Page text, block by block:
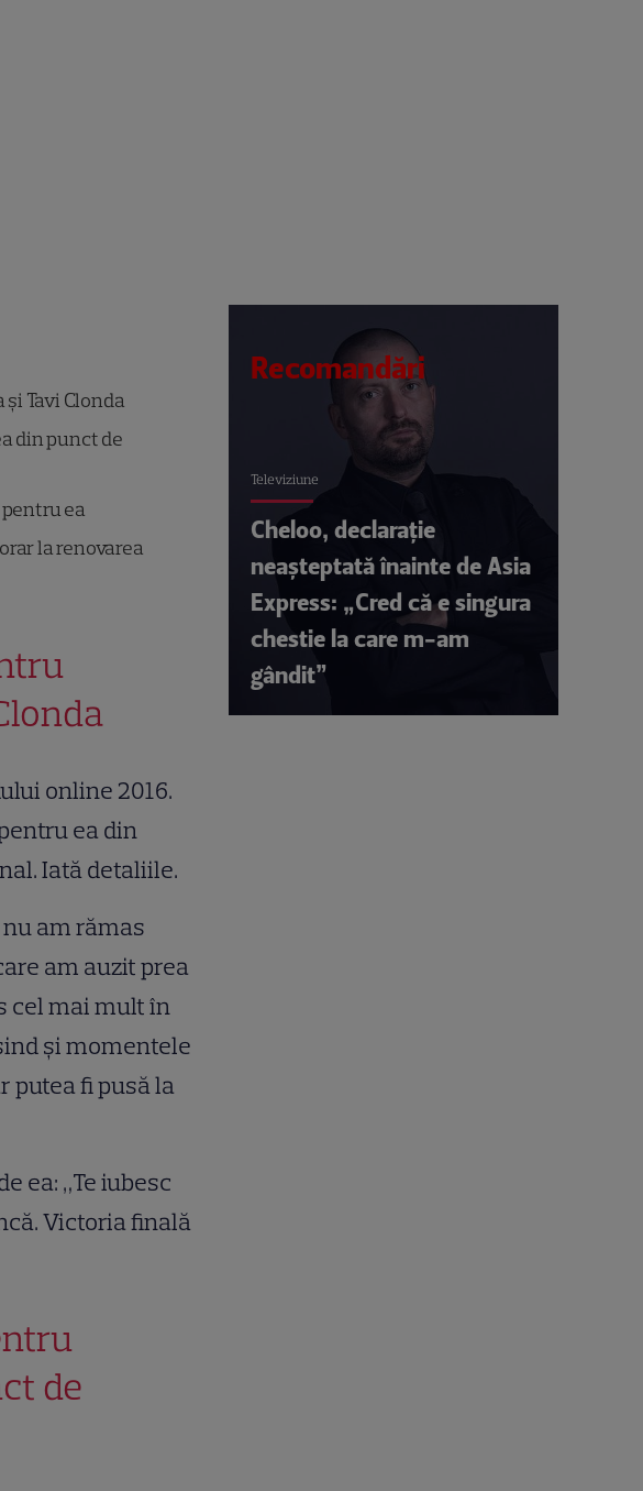
Tavi Clonda
din punct de
ea
la renovarea
online 2016.
ea din
Iată detaliile.
am rămas
am auzit prea
cel mai mult în
și momentele
putea fi pusă la
ea: „Te iubesc
Victoria finală
de
Recomandări
Televiziune
Cheloo, declarație
neașteptată înainte de Asia
Express: „Cred că e singura
chestie la care m-am
gândit”